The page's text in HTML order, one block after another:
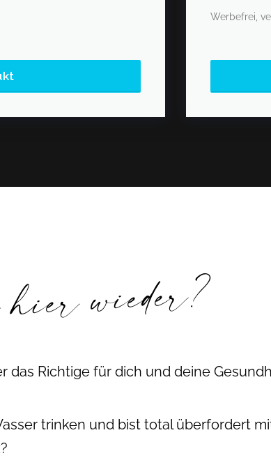
Werbefrei,
wieder?
das Richtige für dich und deine
trinken und bist total überfordert